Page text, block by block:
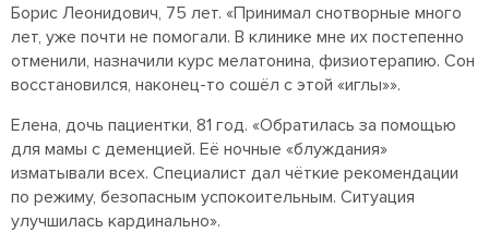
Борис Леонидович, 75 лет. «Принимал снотворные много
лет, уже почти не помогали. В клинике мне их постепенно
отменили, назначили курс мелатонина, физиотерапию. Сон
восстановился, наконец-то сошёл с этой «иглы»».
Елена, дочь пациентки, 81 год. «Обратилась за помощью
для мамы с деменцией. Её ночные «блуждания»
изматывали всех. Специалист дал чёткие рекомендации
по режиму, безопасным успокоительным. Ситуация
улучшилась кардинально».